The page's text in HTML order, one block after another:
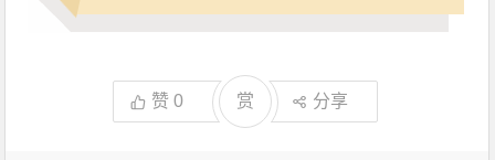
赞0 赏 分享